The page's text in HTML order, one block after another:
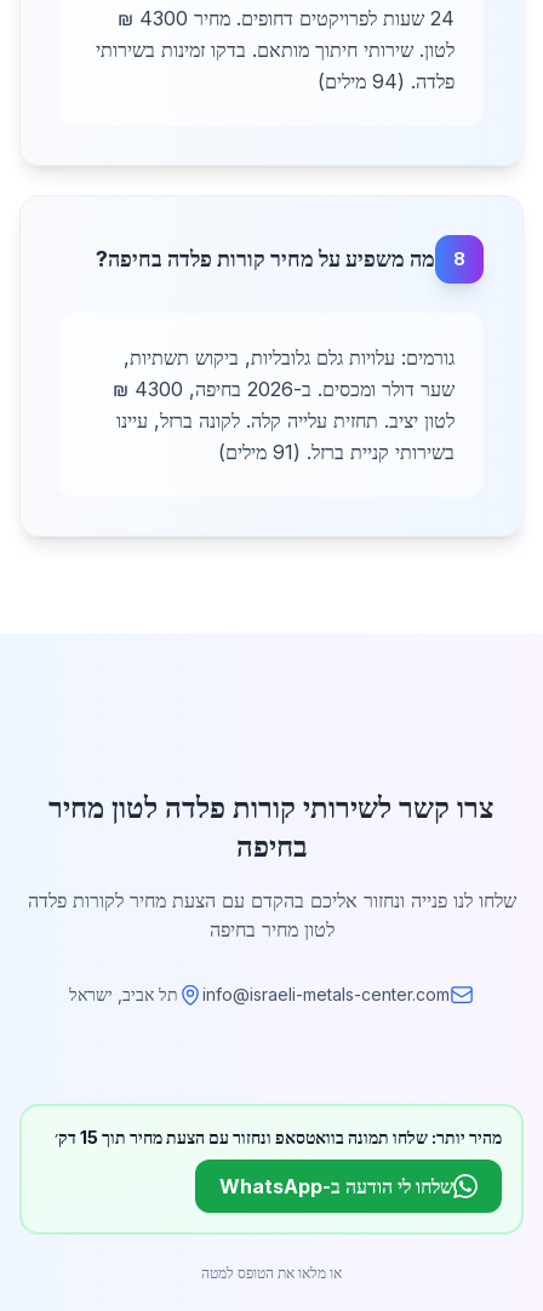
24 שעות לפרויקטים דחופים. מחיר 4300 ₪
לטון. שירותי חיתוך מותאם. בדקו זמינות בשירותי
פלדה. (94 מילים)
8 מה משפיע על מחיר קורות פלדה בחיפה?
גורמים: עלויות גלם גלובליות, ביקוש תשתיות,
שער דולר ומכסים. ב-2026 בחיפה, 4300 ₪
לטון יציב. תחזית עלייה קלה. לקונה ברזל, עיינו
בשירותי קניית ברזל. (91 מילים)
צרו קשר לשירותי קורות פלדה לטון מחיר
בחיפה
שלחו לנו פנייה ונחזור אליכם בהקדם עם הצעת מחיר לקורות פלדה
לטון מחיר בחיפה
info@israeli-metals-center.com תל אביב, ישראל
מהיר יותר: שלחו תמונה בוואטסאפ ונחזור עם הצעת מחיר תוך 15 דק׳
שלחו לי הודעה ב-WhatsApp
או מלאו את הטופס למטה